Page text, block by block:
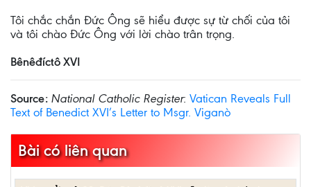
Tôi chắc chắn Đức Ông sẽ hiểu được sự từ chối của tôi
và tôi chào Đức Ông với lời chào trân trọng.
Bênêđíctô XVI
Source: National Catholic Register: Vatican Reveals Full
Text of Benedict XVI’s Letter to Msgr. Viganò
Bài có liên quan